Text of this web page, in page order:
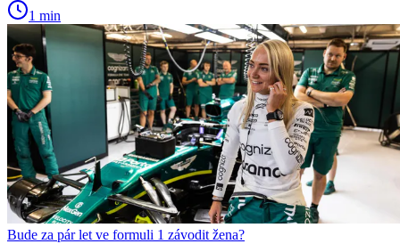
1 min
Bude za pár let ve formuli 1 závodit žena?